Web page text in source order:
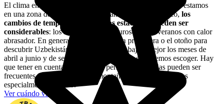
El clima en Uzbekistán cambia mucho dependiendo de si estamos
en una zona de desierto o de montaña. Por si fuera poco, los
cambios de temperatura entre las estaciones pueden ser
considerables: los inviernos muy rigurosos y los veranos con calor
abrasador. En general, mejor escoger la primavera o el otoño para
descubrir Uzbekistán. Para las regiones bajas, mejor los meses de
abril a junio y de septiembre a noviembre, si podemos escoger. Hay
que tener en cuenta que en estos períodos las lluvias pueden ser
frecuentes y abundantes en la montaña. El mes de marzo es
especialmente lluvioso.
Ver cuándo viajar